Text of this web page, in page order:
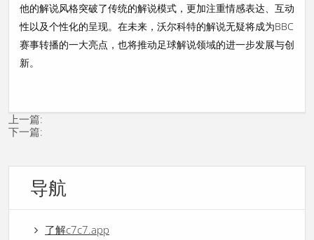
他的解说风格突破了传统的解说模式，更加注重情感表达、互动
性以及个性化的呈现。在未来，沃尔科特的解说无疑将成为BBC
赛事转播的一大亮点，也将推动足球解说领域的进一步发展与创
新。
上一篇:
下一篇:
导航
了解c7c7.app